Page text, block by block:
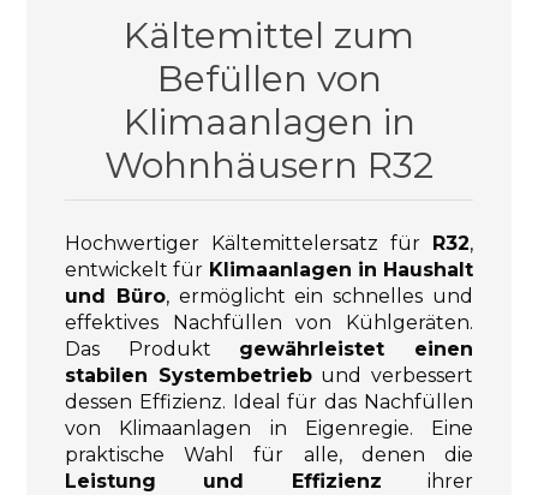
Kältemittel zum
Befüllen von
Klimaanlagen in
Wohnhäusern R32
Hochwertiger Kältemittelersatz für R32,
entwickelt für Klimaanlagen in Haushalt
und Büro, ermöglicht ein schnelles und
effektives Nachfüllen von Kühlgeräten.
Das Produkt gewährleistet einen
stabilen Systembetriebund verbessert
dessen Effizienz. Ideal für das Nachfüllen
von Klimaanlagen in Eigenregie. Eine
praktische Wahl für alle, denen die
Leistung und Effizienz ihrer